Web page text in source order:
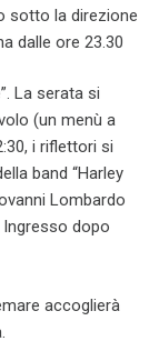
sotto la direzione
dalle ore 23.30
La serata si
(un menù a
i riflettori si
band “Harley
Lombardo
Ingresso dopo
accoglierà